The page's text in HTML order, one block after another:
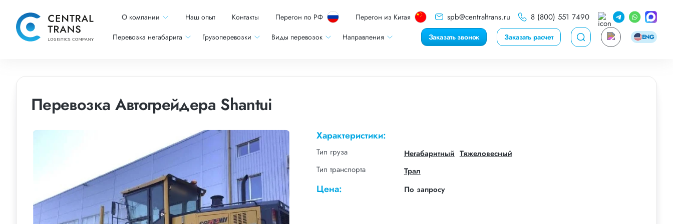
О компании Наш опыт Контакты Перегон по РФ Перегон из Китая spb@centraltrans.ru 8 (800) 551 7490
Перевозка негабарита Грузоперевозки Виды перевозок Направления Заказать звонок Заказать расчет ENG
Перевозка Автогрейдера Shantui
Характеристики:
Тип груза Негабаритный Тяжеловесный
Тип транспорта
Трал
Цена: По запросу